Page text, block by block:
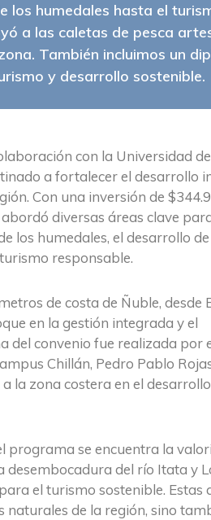
los humedales hasta el
a las caletas de pesca
También incluimos un
y desarrollo sostenible.
con la Universidad
a fortalecer el desarrollo
Con una inversión de
diversas áreas clave
los humedales, el desarrollo
responsable.
de costa de Ñuble, desde
en la gestión integrada y el
del convenio fue realizada por
Chillán, Pedro Pablo
la zona costera en el
programa se encuentra la
desembocadura del río Itata y
el turismo sostenible. Estas
naturales de la región, sino